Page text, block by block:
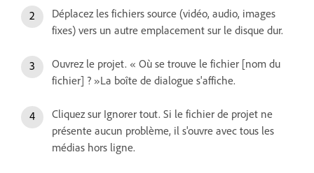
Déplacez les fichiers source (vidéo, audio, images
fixes) vers un autre emplacement sur le disque dur.
Ouvrez le projet. « Où se trouve le fichier [nom du
fichier] ? »La boîte de dialogue s'affiche.
Cliquez sur Ignorer tout. Si le fichier de projet ne
présente aucun problème, il s'ouvre avec tous les
médias hors ligne.